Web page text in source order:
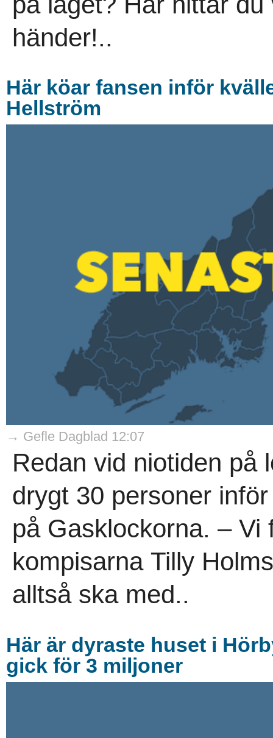
händer!..
Här köar fansen inför
Hellström
→ Gefle Dagblad 12:07
Redan vid niotiden på
drygt 30 personer
på Gasklockorna. – Vi
kompisarna Tilly
alltså ska med..
Här är dyraste huset i
gick för 3 miljoner